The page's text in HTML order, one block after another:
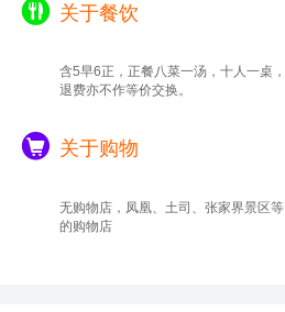
关于餐饮
含5早6正，正餐八菜一汤，十人一桌
退费亦不作等价交换。
关于购物
无购物店，凤凰、土司、张家界景区
的购物店